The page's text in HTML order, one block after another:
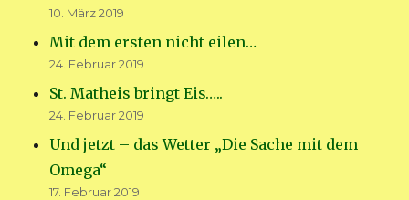
10. März 2019
Mit dem ersten nicht eilen…
24. Februar 2019
St. Matheis bringt Eis…..
24. Februar 2019
Und jetzt – das Wetter „Die Sache mit dem
Omega“
17. Februar 2019